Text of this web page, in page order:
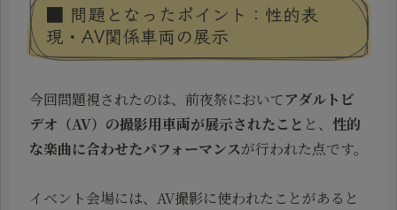
■ 問題となったポイント：性的表
現・AV関係車両の展示
今回問題視されたのは、前夜祭においてアダルトビ
デオ（AV）の撮影用車両が展示されたこと と、 性的
な楽曲に合わせたパフォーマンスが行われた点です。
イベント会場には、AV撮影に使われたことがあると